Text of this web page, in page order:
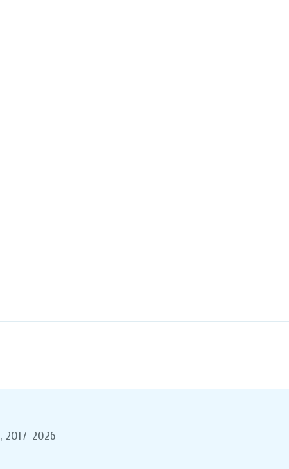
, 2017-2026